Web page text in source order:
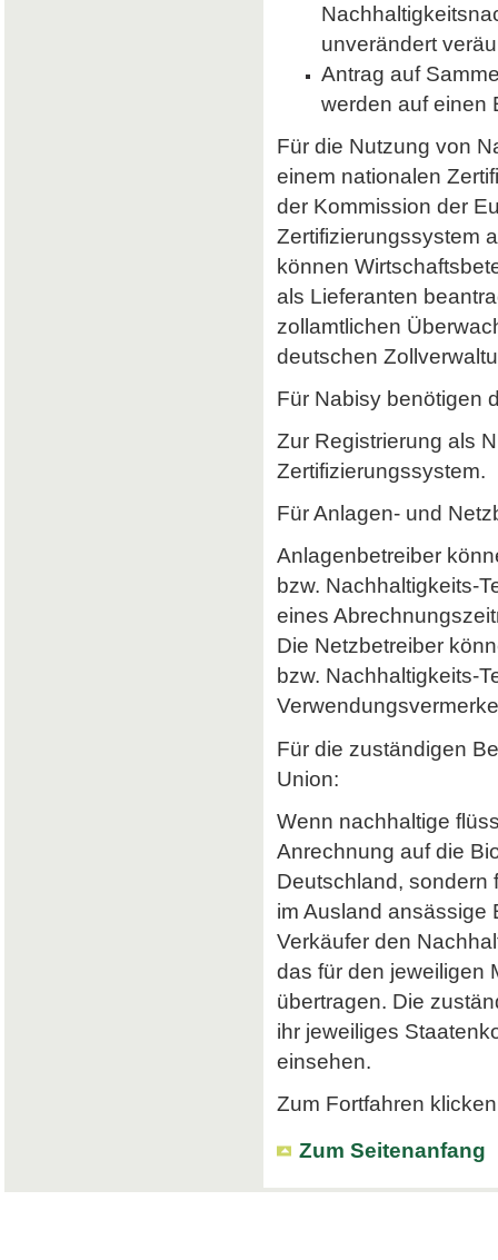
unverändert
Antrag auf
werden auf einen
Für die Nutzung von
einem nationalen
der Kommission der
Zertifizierungssystem
können
als Lieferanten
zollamtlichen
deutschen
Für Nabisy benötigen
Zur Registrierung als
Zertifizierungssystem.
Für Anlagen- und
Anlagenbetreiber
bzw. Nachhaltigkeits-
eines
Die Netzbetreiber
bzw. Nachhaltigkeits-
Für die zuständigen
Union:
Wenn nachhaltige
Anrechnung auf die
Deutschland, sondern
im Ausland ansässige
Verkäufer den
das für den jeweiligen
übertragen. Die
ihr jeweiliges
einsehen.
Zum Fortfahren
Zum Seitenanfang